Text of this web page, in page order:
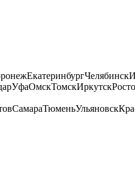
ЕкатеринбургЧелябинск
УфаОмскТомскИркутск
СамараТюменьУльяновск